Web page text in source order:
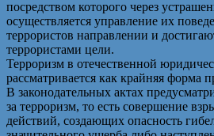
посредством которого через
осуществляется управление их
террористов направлении и
террористами цели.
Терроризм в отечественной
рассматривается как крайняя форма
В законодательных актах
за терроризм, то есть совершение
действий, создающих опасность